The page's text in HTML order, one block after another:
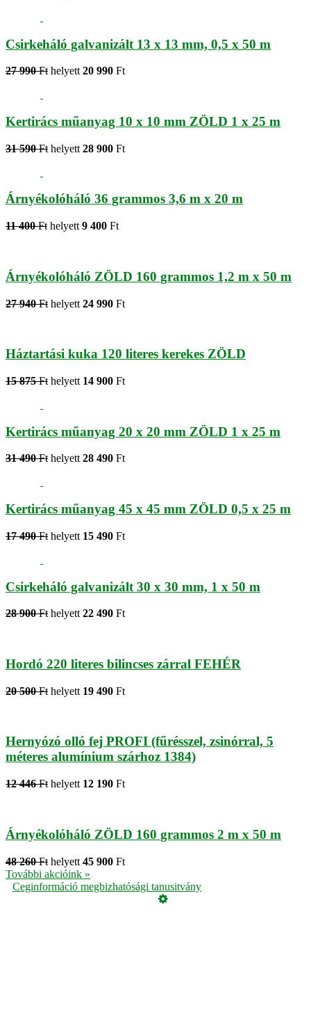
Csirkeháló galvanizált 13 x 13 mm, 0,5 x 50 m
27 990 Ft helyett 20 990 Ft
Kertirács műanyag 10 x 10 mm ZÖLD 1 x 25 m
31 590 Ft helyett 28 900 Ft
Árnyékolóháló 36 grammos 3,6 m x 20 m
11 400 Ft helyett 9 400 Ft
Árnyékolóháló ZÖLD 160 grammos 1,2 m x 50 m
27 940 Ft helyett 24 990 Ft
Háztartási kuka 120 literes kerekes ZÖLD
15 875 Ft helyett 14 900 Ft
Kertirács műanyag 20 x 20 mm ZÖLD 1 x 25 m
31 490 Fthelyett28 490 Ft
Kertirács műanyag 45 x 45 mm ZÖLD 0,5 x 25 m
17 490 Ft helyett 15 490 Ft
Csirkeháló galvanizált 30 x 30 mm, 1 x 50 m
28 900 Ft helyett 22 490 Ft
Hordó 220 literes bilincses zárral FEHÉR
20 500 Ft helyett 19 490 Ft
Hernyózó olló fej PROFI (fűrésszel, zsinórral, 5
méteres alumínium szárhoz 1384)
12 446 Ft helyett 12 190 Ft
Árnyékolóháló ZÖLD 160 grammos 2 m x 50 m
48 260 Ft helyett 45 900 Ft
További akcióink »
Ceginformáció megbizhatósági tanusitvány